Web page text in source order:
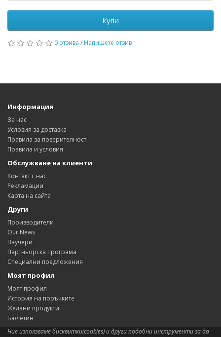
Купи
0 отзива / Напишете отзив
Информация
За нас
Условия за доставка
Правила за поверителност
Правила и условия
Обслужване на клиенти
Контакт с нас
Рекламации
Карта на сайта
Други
Производители
Our News
Ваучери
Партньорска програма
Специални предложения
Моят профил
Моят профил
История на поръчките
Желани продукти
Бюлетин
Ние използваме бисквитки(cookies) и други подобни инструменти за да